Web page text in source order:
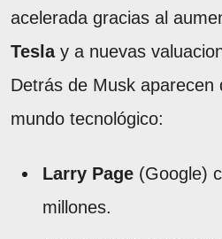
acelerada gracias al
Teslay a nuevas
Detrás de Musk aparecen
mundo tecnológico:
Larry Page (Google)
millones.